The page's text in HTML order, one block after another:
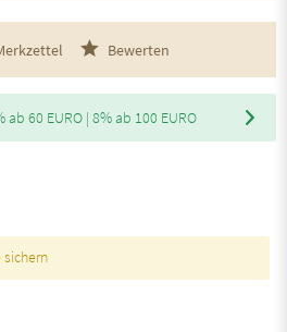
Bewerten
ab 60 EURO | 8% ab 100 EURO
sichern